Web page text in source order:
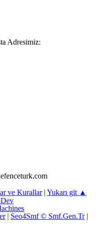
Adresimiz:
ve Kurallar| Yukarı git ▲
| Seo4Smf © Smf.Gen.Tr|